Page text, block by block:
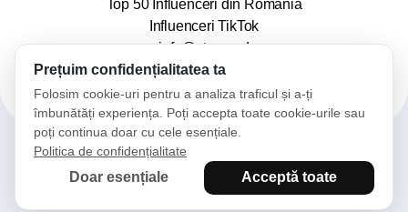
Top 50 Influenceri din România
Influenceri TikTok
info@stars.md
2025© Stars. Toate drepturile rezervate.
Prețuim confidențialitatea ta
Folosim cookie-uri pentru a analiza traficul și a-ți
îmbunătăți experiența. Poți accepta toate cookie-urile sau
poți continua doar cu cele esențiale.
Politica de confidențialitate
Doar esențiale Acceptă toate